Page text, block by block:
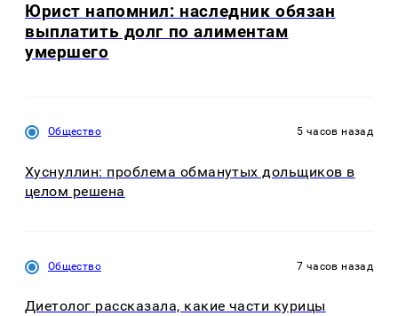
Юрист напомнил: наследник обязан
выплатить долг по алиментам
умершего
Общество 5 часов назад
Хуснуллин: проблема обманутых дольщиков в
целом решена
Общество 7 часов назад
Диетолог рассказала, какие части курицы